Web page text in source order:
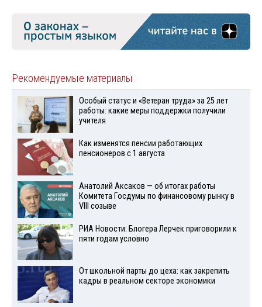
Рекомендуемые материалы
Особый статус и «Ветеран труда» за 25 лет
работы: какие меры поддержки получили
учителя
Как изменятся пенсии работающих
пенсионеров с 1 августа
Анатолий Аксаков — об итогах работы
Комитета Госдумы по финансовому рынку в
VIII созыве
РИА Новости: Блогера Лерчек приговорили к
пяти годам условно
От школьной парты до цеха: как закрепить
кадры в реальном секторе экономики